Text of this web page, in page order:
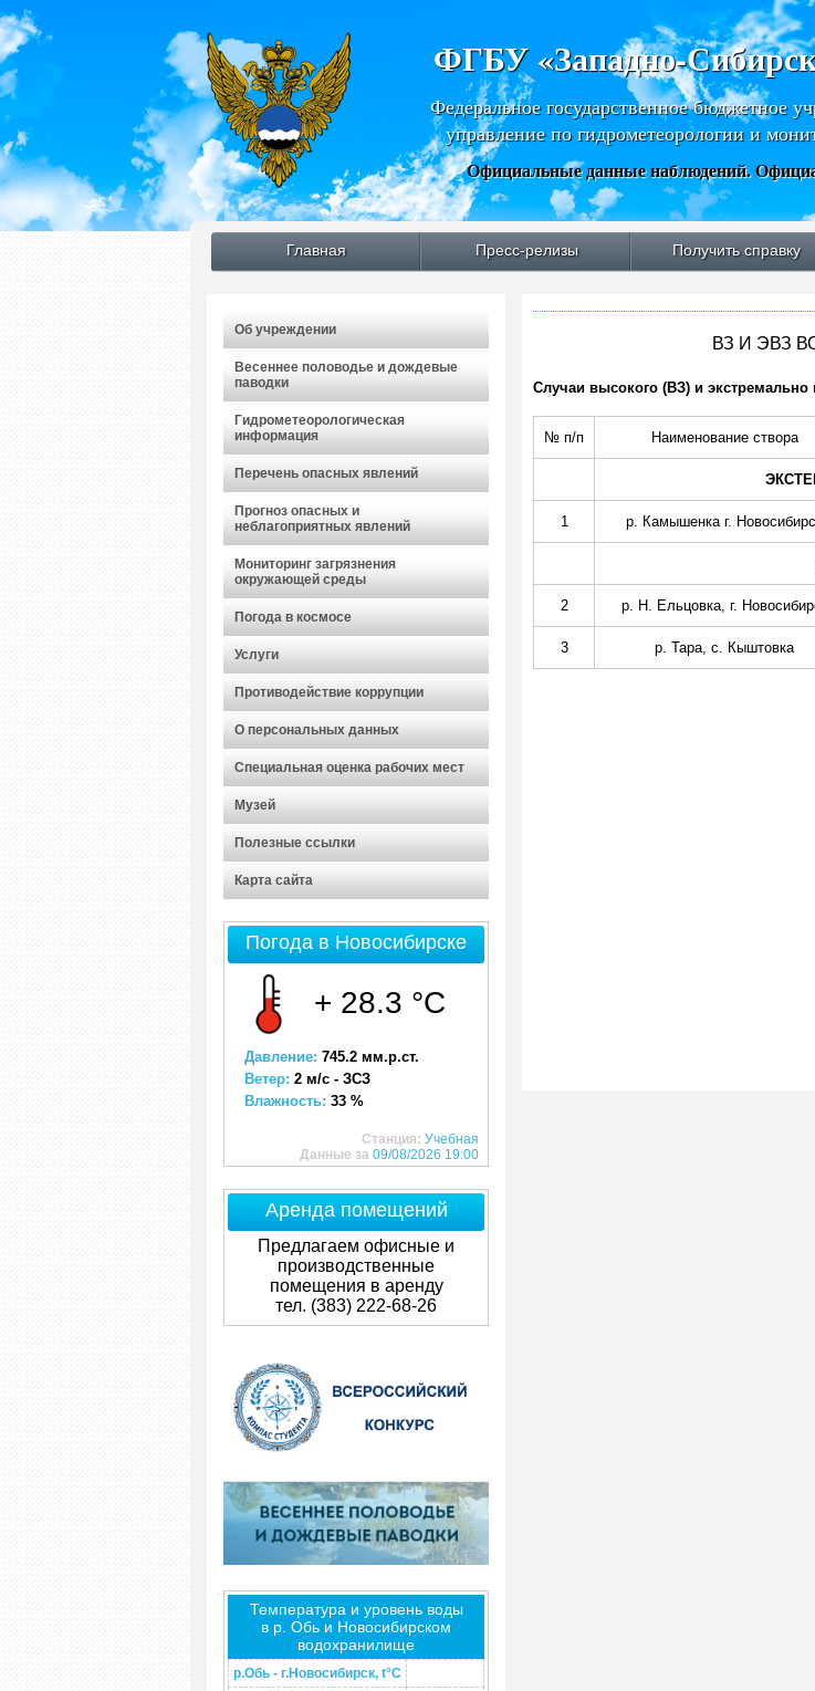
ФГБУ «Западно-
Федеральное государственное бюджетное
управление по гидрометеорологии и
Официальные данные наблюдений.
Главная Пресс-релизы Получить справку
Об учреждении
Весеннее половодье и дождевые
паводки
Гидрометеорологическая
информация
Перечень опасных явлений
Прогноз опасных и
неблагоприятных явлений
Мониторинг загрязнения
окружающей среды
Погода в космосе
Услуги
Противодействие коррупции
О персональных данных
Специальная оценка рабочих мест
Музей
Полезные ссылки
Карта сайта
Погода в Новосибирске
+ 28.3 °C
Давление: 745.2 мм.р.ст.
Ветер: 2 м/с - ЗСЗ
Влажность: 33 %
Станция: Учебная
Данные за 09/08/2026 19:00
Аренда помещений
Предлагаем офисные и
производственные
помещения в аренду
тел. (383) 222-68-26
Температура и уровень воды
в р. Обь и Новосибирском
водохранилище
р.Обь - г.Новосибирск, t°C
ВЗ И ЭВЗ
Случаи высокого (ВЗ) и экстремально
№ п/п Наименование створа
1 р. Камышенка г.
2 р. Н. Ельцовка, г.
3 р. Тара, с. Кыштовка